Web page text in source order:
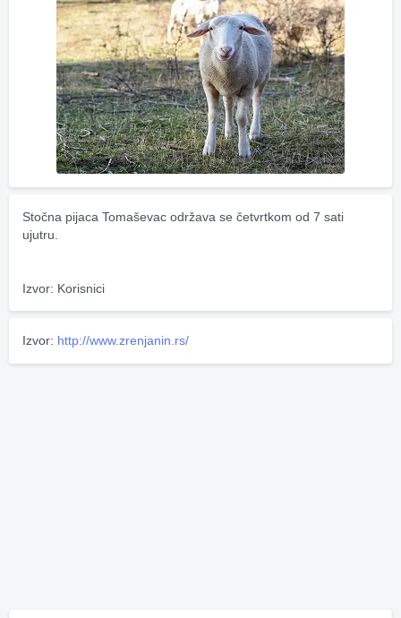
Stočna pijaca Tomaševac održava se četvrtkom od 7 sati
ujutru.
Izvor: Korisnici
Izvor: http://www.zrenjanin.rs/